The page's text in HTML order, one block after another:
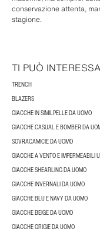
conservazione attenta,
stagione.
TI PUÒ
TRENCH
BLAZERS
GIACCHE IN SIMILPELLE DA UOMO
GIACCHE CASUAL E BOMBER DA
SOVRACAMICIE DA UOMO
GIACCHE A VENTO E IMPERMEABILI
GIACCHE SHEARLING DA UOMO
GIACCHE INVERNALI DA UOMO
GIACCHE BLU E NAVY DA UOMO
GIACCHE BEIGE DA UOMO
GIACCHE GRIGIE DA UOMO